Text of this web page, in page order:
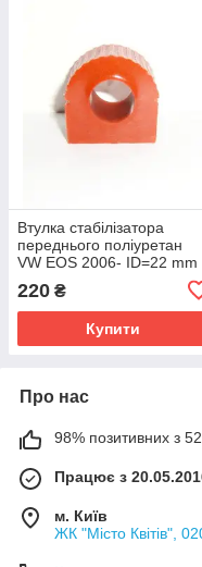
Втулка стабілізатора
переднього поліуретан
VW EOS 2006- ID=22 mm
220 ₴
Купити
Про нас
98% позитивних з 52
Працює з
м. Київ
ЖК "Місто Квітів",